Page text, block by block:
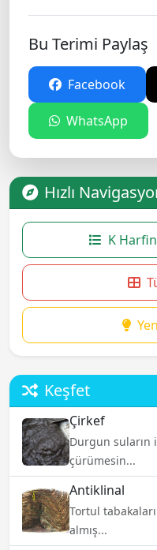
Bu Terimi Paylaş
Facebook
WhatsApp
Hızlı
K
Keşfet
Çirkef
Durgun suların
çürümesin...
Antiklinal
Tortul
almış...